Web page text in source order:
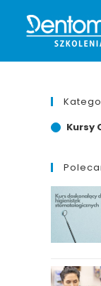
Kursy